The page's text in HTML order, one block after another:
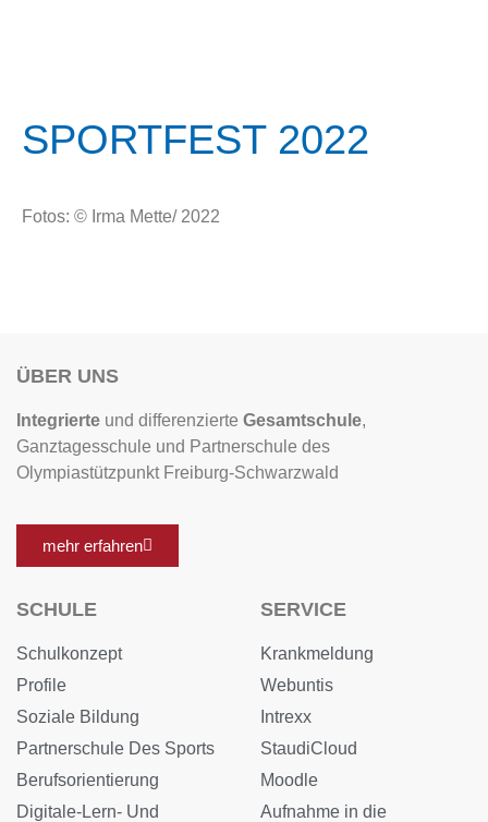
SPORTFEST 2022
Fotos: © Irma Mette/ 2022
ÜBER UNS
Integrierte und differenzierte Gesamtschule,
Ganztagesschule und Partnerschule des
Olympiastützpunkt Freiburg-Schwarzwald
mehr erfahren
SCHULE
Schulkonzept
Profile
Soziale Bildung
Partnerschule Des Sports
Berufsorientierung
Digitale-Lern- Und
SERVICE
Krankmeldung
Webuntis
Intrexx
StaudiCloud
Moodle
Aufnahme in die